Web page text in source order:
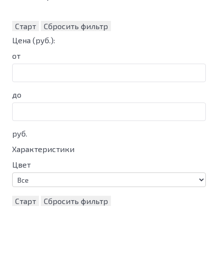
Старт
Сбросить фильтр
Цена (руб.):
от
до
руб.
Характеристики
Цвет
Старт Сбросить фильтр